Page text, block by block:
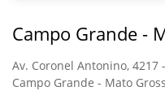
Campo Grande -
Av. Coronel Antonino, 4217
Campo Grande - Mato